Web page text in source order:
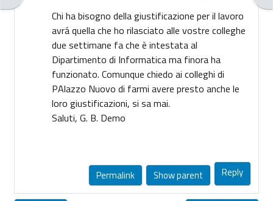
Chi ha bisogno della giustificazione per il lavoro
avrá quella che ho rilasciato alle vostre colleghe
due settimane fa che è intestata al
Dipartimento di Informatica ma finora ha
funzionato. Comunque chiedo ai colleghi di
PAlazzo Nuovo di farmi avere presto anche le
loro giustificazioni, si sa mai.
Saluti, G. B. Demo
Permalink Show parent Reply